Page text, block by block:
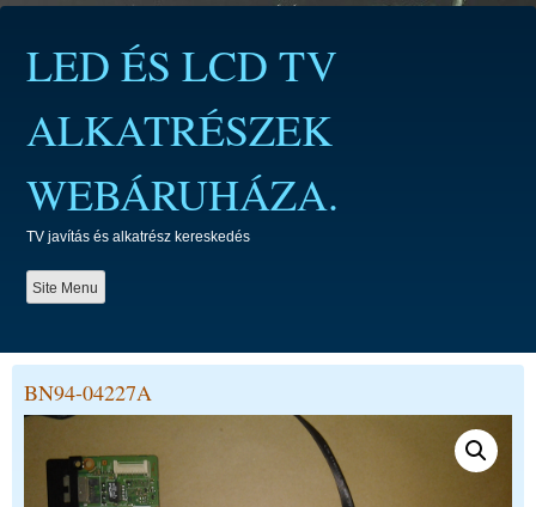
contentLED ÉS LCD TV
ALKATRÉSZEK
WEBÁRUHÁZA.
TV javítás és alkatrész kereskedés
Site Menu
BN94-04227A